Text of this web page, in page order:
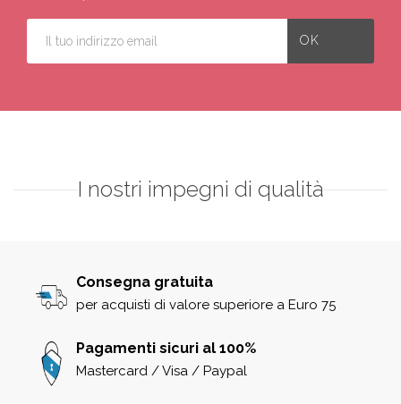
I nostri impegni di qualità
Consegna gratuita
per acquisti di valore superiore a Euro 75
Pagamenti sicuri al 100%
Mastercard / Visa / Paypal